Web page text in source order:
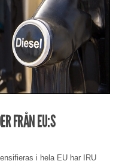
FRÅN EU:S
i hela EU har IRU